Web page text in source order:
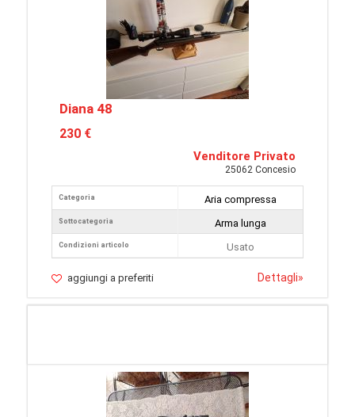
Diana 48
230 €
Venditore Privato
25062 Concesio
Categoria
Sottocategoria
Condizioni articolo
Aria compressa
Arma lunga
Usato
aggiungi a preferiti Dettagli»